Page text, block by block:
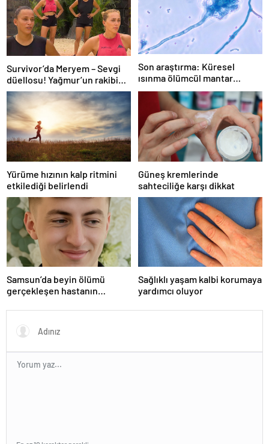
Survivor’da Meryem – Sevgi
düellosu! Yağmur’un rakibi
belli oldu
Son araştırma: Küresel
ısınma ölümcül mantar
hastalığını yayabilir
Yürüme hızının kalp ritmini
etkilediği belirlendi
Güneş kremlerinde
sahteciliğe karşı dikkat
Samsun’da beyin ölümü
gerçekleşen hastanın
Sağlıklı yaşam kalbi korumaya
yardımcı oluyor